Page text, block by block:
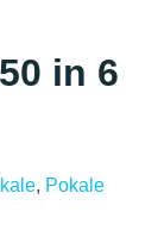
in 6
, Pokale